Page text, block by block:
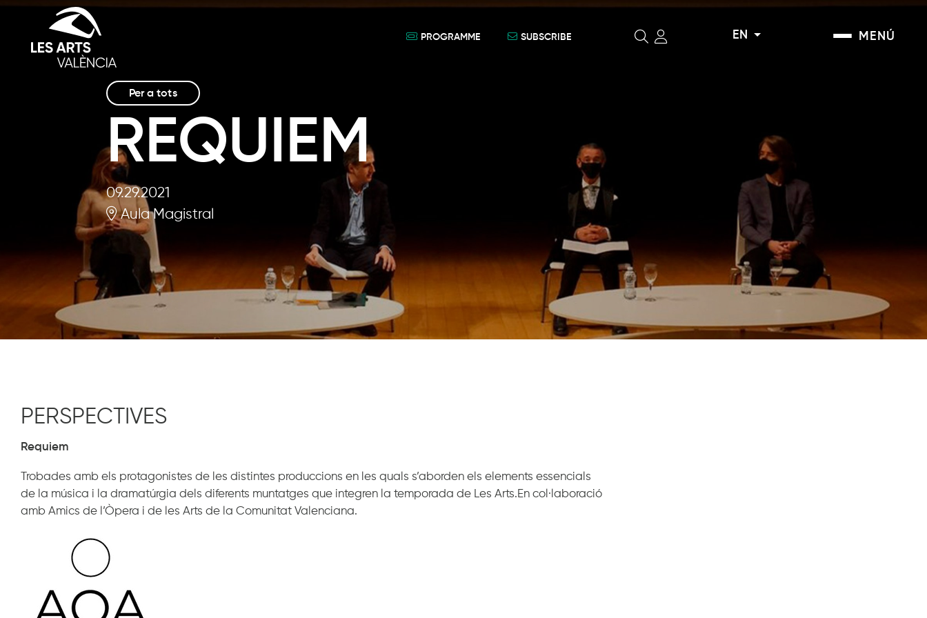
MENÚ
EN
SUBSCRIBE
PROGRAMME
Per a tots
REQUIEM
09.29.2021
Aula Magistral
PERSPECTIVES
Requiem
Trobades amb els protagonistes de les distintes produccions en les quals s’aborden els elements essencials
de la música i la dramatúrgia dels diferents muntatges que integren la temporada de Les Arts.En col·laboració
amb Amics de l’Òpera i de les Arts de la Comunitat Valenciana.